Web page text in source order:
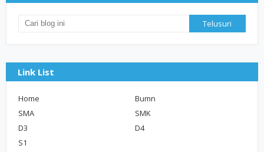
Link List
Home
Bumn
SMA
SMK
D3
D4
S1